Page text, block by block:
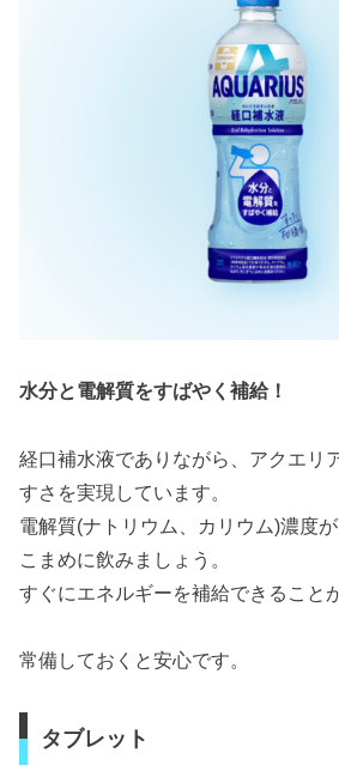
水分と電解質をすばやく補給！
経口補水液でありながら、アクエリ
すさを実現しています。
電解質(ナトリウム、カリウム)濃度
こまめに飲みましょう。
すぐにエネルギーを補給できること
常備しておくと安心です。
タブレット